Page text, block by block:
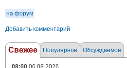
на форум
Добавить комментарий
Свежее Популярное Обсуждаемое
08:00 06.08.2026